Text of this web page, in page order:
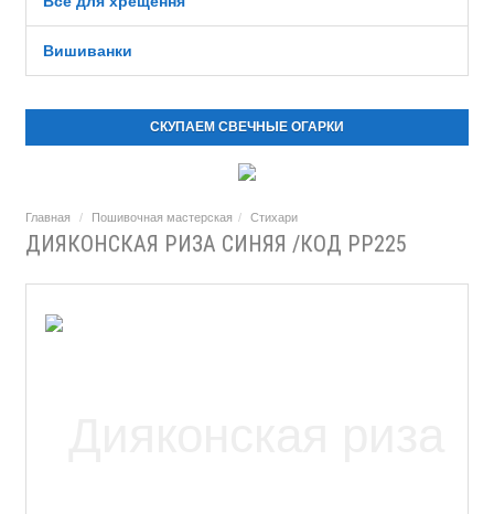
Вишиванки
СКУПАЕМ СВЕЧНЫЕ ОГАРКИ
Главная Пошивочная мастерская Стихари
ДИЯКОНСКАЯ РИЗА СИНЯЯ /КОД PP225